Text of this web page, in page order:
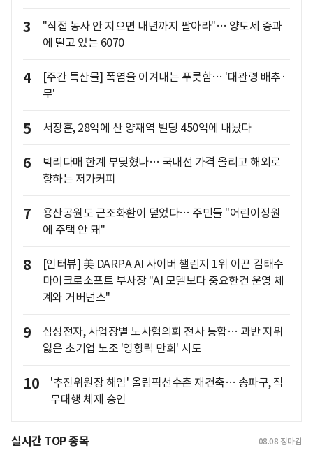
3
"직접 농사 안 지으면 내년까지 팔아라"… 양도세 중과
에 떨고 있는 6070
4
[주간 특산물] 폭염을 이겨내는 푸릇함… '대관령 배추·
무'
5 서장훈, 28억에 산 양재역 빌딩 450억에 내놨다
6
박리다매 한계 부딪혔나… 국내선 가격 올리고 해외로
향하는 저가커피
7
용산공원도 근조화환이 덮었다… 주민들 "어린이정원
에 주택 안 돼"
8
[인터뷰] 美 DARPA AI 사이버 챌린지 1위 이끈 김태수
마이크로소프트 부사장 "AI 모델보다 중요한건 운영 체
계와 거버넌스"
9
삼성전자, 사업장별 노사협의회 전사 통합… 과반 지위
잃은 초기업 노조 '영향력 만회' 시도
10
'추진위원장 해임' 올림픽선수촌 재건축… 송파구, 직
무대행 체제 승인
실시간 TOP 종목 08.08 장마감